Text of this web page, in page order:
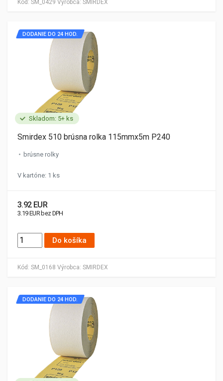
Kód: SM_0429 Výrobca: SMIRDEX
Skladom: 5+ ks
Kód: SM_0168 Výrobca: SMIRDEX
DODANIE DO 24 HOD.
Smirdex 510 brúsna rolka 115mmx5m P240
brúsne rolky
V kartóne: 1 ks
3.92 EUR
3.19 EUR bez DPH
Do košíka
DODANIE DO 24 HOD.